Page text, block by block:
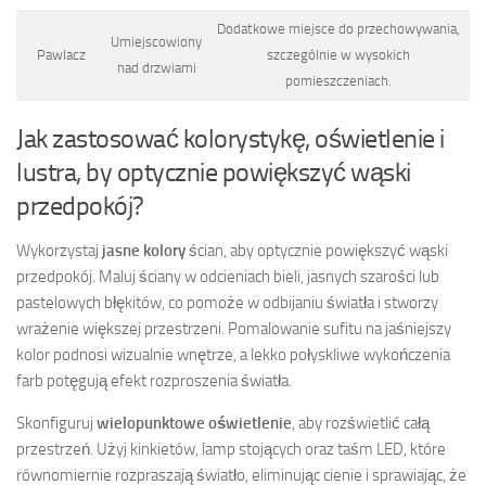
Pawlacz
Umiejscowiony
nad drzwiami
Dodatkowe miejsce do przechowywania,
szczególnie w wysokich
pomieszczeniach.
Jak zastosować kolorystykę, oświetlenie i
lustra, by optycznie powiększyć wąski
przedpokój?
Wykorzystaj jasne koloryścian, aby optycznie powiększyć wąski
przedpokój. Maluj ściany w odcieniach bieli, jasnych szarości lub
pastelowych błękitów, co pomoże w odbijaniu światła i stworzy
wrażenie większej przestrzeni. Pomalowanie sufitu na jaśniejszy
kolor podnosi wizualnie wnętrze, a lekko połyskliwe wykończenia
farb potęgują efekt rozproszenia światła.
Skonfiguruj wielopunktowe oświetlenie, aby rozświetlić całą
przestrzeń. Użyj kinkietów, lamp stojących oraz taśm LED, które
równomiernie rozpraszają światło, eliminując cienie i sprawiając, że